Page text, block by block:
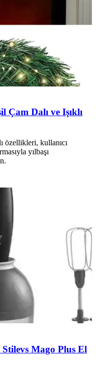
Çam Dalı ve Işıklı
özellikleri, kullanıcı
yılbaşı
Mago Plus El